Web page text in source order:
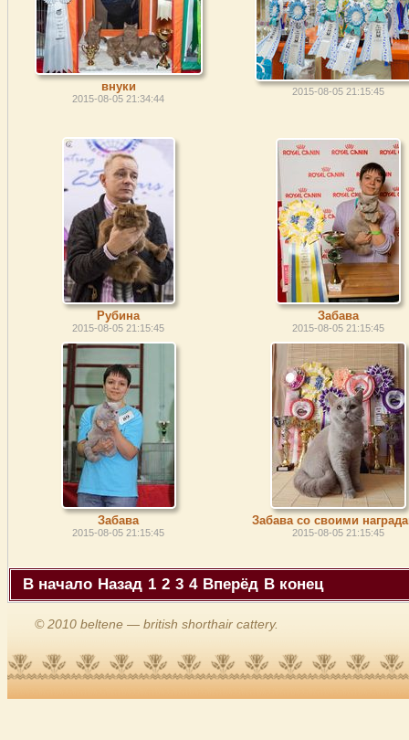
внуки
2015-08-05 21:34:44
2015-08-05 21:15:45
Рубина
2015-08-05 21:15:45
Забава
2015-08-05 21:15:45
Забава
2015-08-05 21:15:45
Забава со своими
2015-08-05 21:15:45
В начало Назад 1 2 3 4 Вперёд В конец
© 2010 beltene — british shorthair cattery.